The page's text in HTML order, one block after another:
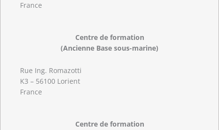
France
Centre de formation
(Ancienne Base sous-marine)
Rue Ing. Romazotti
K3 – 56100 Lorient
France
Centre de formation